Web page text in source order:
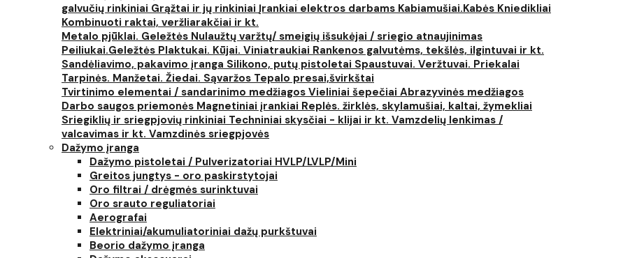
galvučių rinkiniai Grąžtai ir jų rinkiniai Įrankiai elektros darbams Kabiamušiai.Kabės Kniedikliai
Kombinuoti raktai, veržliarakčiai ir kt.
Metalo pjūklai. Geležtės Nulaužtų varžtų/ smeigių išsukėjai / sriegio atnaujinimas
Peiliukai.Geležtės Plaktukai. Kūjai. Viniatraukiai Rankenos galvutėms, tekšlės, ilgintuvai ir kt.
Sandėliavimo, pakavimo įranga Silikono, putų pistoletai Spaustuvai. Veržtuvai. Priekalai
Tarpinės. Manžetai. Žiedai. Sąvaržos Tepalo presai,švirkštai
Tvirtinimo elementai / sandarinimo medžiagos Vieliniai šepečiai Abrazyvinės medžiagos
Darbo saugos priemonės Magnetiniai įrankiai Replės. žirklės, skylamušiai, kaltai, žymekliai
Sriegiklių ir sriegpjovių rinkiniai Techniniai skysčiai - klijai ir kt. Vamzdelių lenkimas /
valcavimas ir kt. Vamzdinės sriegpjovės
Dažymo įranga
Dažymo pistoletai / Pulverizatoriai HVLP/LVLP/Mini
Greitos jungtys - oro paskirstytojai
Oro filtrai / drėgmės surinktuvai
Oro srauto reguliatoriai
Aerografai
Elektriniai/akumuliatoriniai dažų purkštuvai
Beorio dažymo įranga